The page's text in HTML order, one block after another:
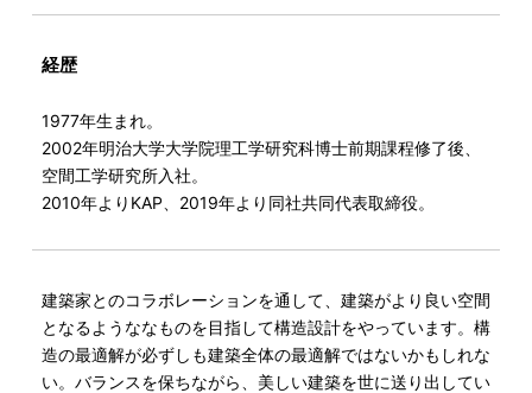
経歴
1977年生まれ。
2002年明治大学大学院理工学研究科博士前期課程修了後、
空間工学研究所入社。
2010年よりKAP、2019年より同社共同代表取締役。
建築家とのコラボレーションを通して、建築がより良い空間
となるようななものを目指して構造設計をやっています。構
造の最適解が必ずしも建築全体の最適解ではないかもしれな
い。バランスを保ちながら、美しい建築を世に送り出してい